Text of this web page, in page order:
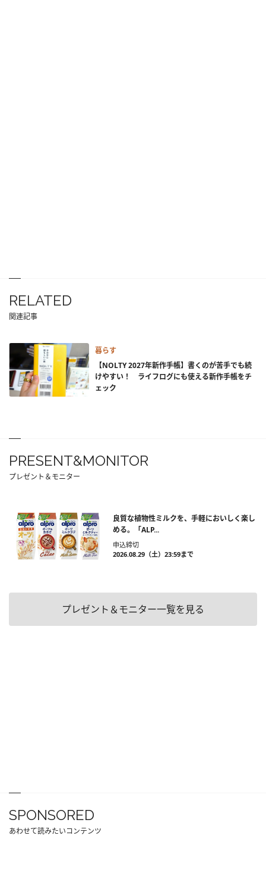
RELATED
関連記事
暮らす
【NOLTY 2027年新作手帳】書くのが苦手でも続
けやすい！ ライフログにも使える新作手帳をチ
ェック
PRESENT&MONITOR
プレゼント＆モニター
良質な植物性ミルクを、手軽においしく楽し
める。「ALP...
申込締切
2026.08.29（土）23:59まで
プレゼント＆モニター一覧を見る
SPONSORED
あわせて読みたいコンテンツ